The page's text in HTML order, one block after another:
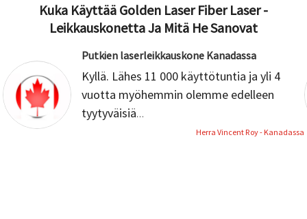
Kuka Käyttää Golden Laser Fiber Laser -
Leikkauskonetta Ja Mitä He Sanovat
Putkien laserleikkauskone Kanadassa
Kyllä. Lähes 11 000 käyttötuntia ja yli 4
vuotta myöhemmin olemme edelleen
tyytyväisiä
putkilaserleikkauskoneeseenne.Pidän sinut
Herra Vincent Roy - Kanadassa